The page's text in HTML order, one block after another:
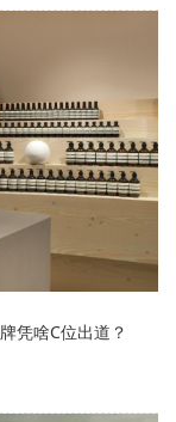
凭啥C位出道？